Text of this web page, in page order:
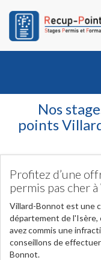
Nos
points
Profitez d’une
permis pas cher
Villard-Bonnot est une
département de l'Isère,
avez commis une
conseillons de effectuer
Bonnot.